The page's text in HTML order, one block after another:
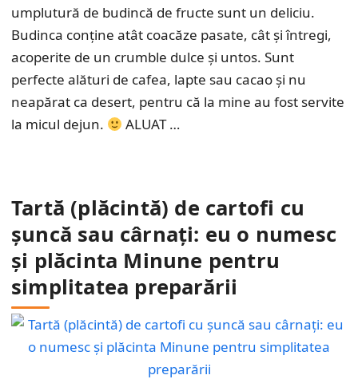
umplutură de budincă de fructe sunt un deliciu.
Budinca conține atât coacăze pasate, cât și întregi,
acoperite de un crumble dulce și untos. Sunt
perfecte alături de cafea, lapte sau cacao și nu
neapărat ca desert, pentru că la mine au fost servite
la micul dejun.
ALUAT …
Tartă (plăcintă) de cartofi cu
șuncă sau cârnați: eu o numesc
și plăcinta Minune pentru
simplitatea preparării